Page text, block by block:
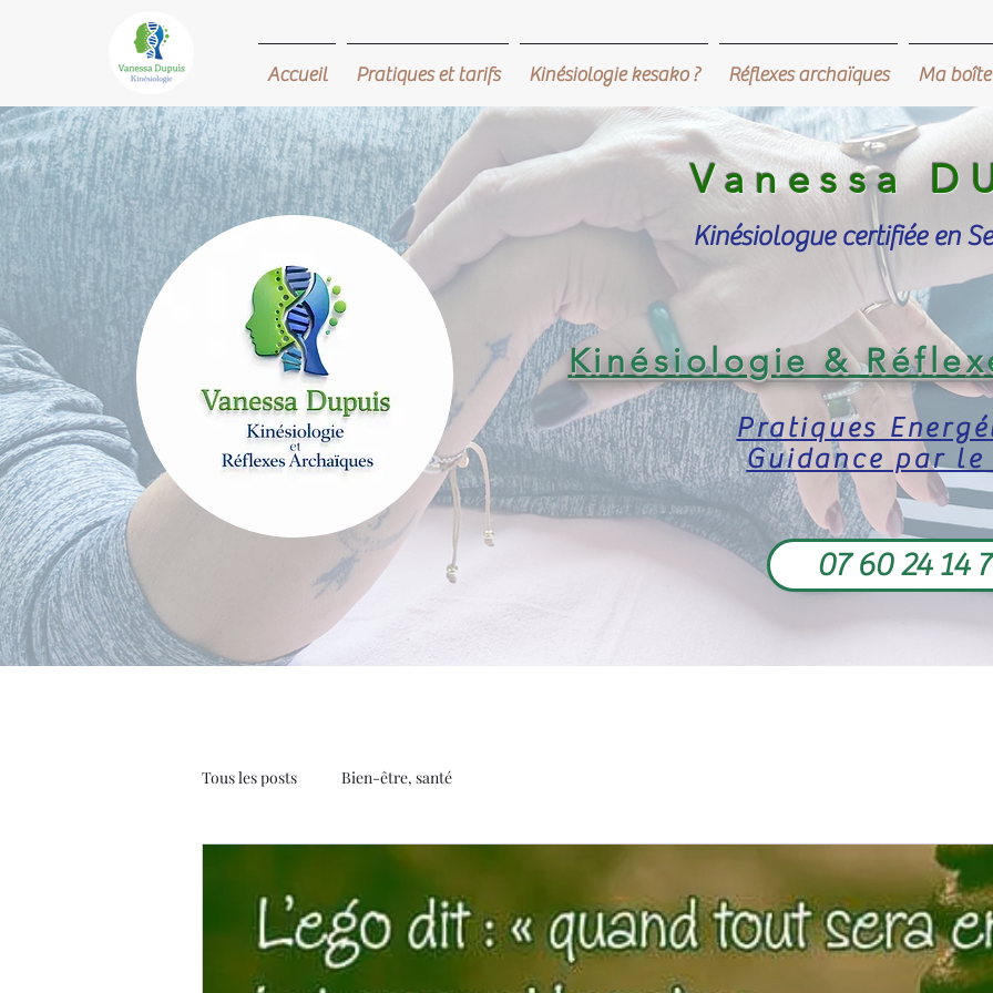
Accueil Pratiques et tarifs Kinésiologie kesako ? Réflexes archaïques Ma
Vanessa
Kinésiologue certifiée en
Kinésiologie&Réfle
Pratiques
Guidance par
07 60 24 14
Tous les posts Bien-être, santé